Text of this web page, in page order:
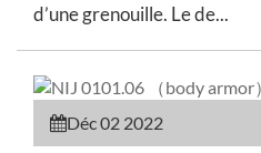
d’une grenouille. Le de...
Déc 02 2022